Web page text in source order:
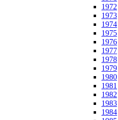
1972
1973
1974
1975
1976
1977
1978
1979
1980
1981
1982
1983
1984